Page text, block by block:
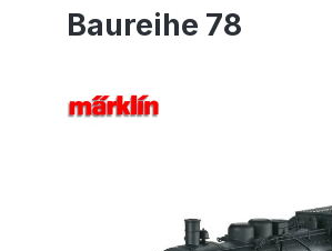
Baureihe 78